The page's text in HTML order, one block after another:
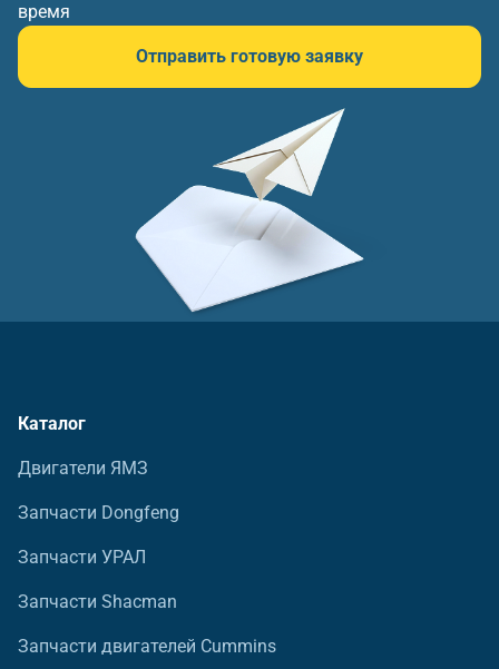
время
Отправить готовую заявку
Каталог
Двигатели ЯМЗ
Запчасти Dongfeng
Запчасти УРАЛ
Запчасти Shacman
Запчасти двигателей Cummins